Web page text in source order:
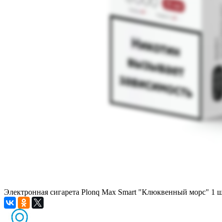
Электронная сигарета Plonq Max Smart "Клюквенный морс" 1